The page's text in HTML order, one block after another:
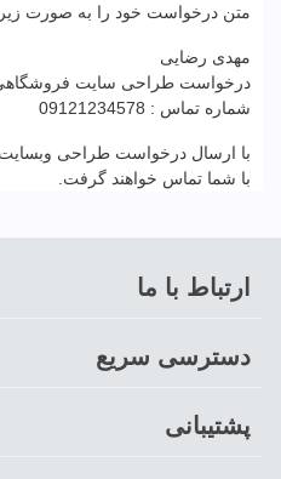
متن درخواست خود را به صورت زیر
مهدی رضایی
درخواست طراحی سایت فروشگاهی
شماره تماس : 09121234578
با ارسال درخواست طراحی وبسایت
با شما تماس خواهند گرفت.
ارتباط با ما
دسترسی سریع
پشتیبانی